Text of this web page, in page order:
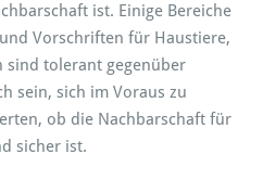
ist. Einige Bereiche
Vorschriften für Haustiere,
sind tolerant gegenüber
sein, sich im Voraus zu
ob die Nachbarschaft für
sicher ist.